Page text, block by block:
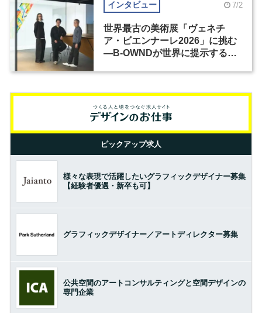
インタビュー 7/2
世界最古の美術展「ヴェネチ
ア・ビエンナーレ2026」に挑む
―B-OWNDが世界に提示する美
ピックアップ求人
様々な表現で活躍したいグラフィックデザイナー募集
【経験者優遇・新卒も可】
グラフィックデザイナー／アートディレクター募集
公共空間のアートコンサルティングと空間デザインの
専門企業